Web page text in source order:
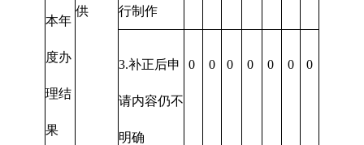
本年
度办
理结
果
供 行制作
3.补正后申
请内容仍不
明确
0 0 0 0 0 0 0